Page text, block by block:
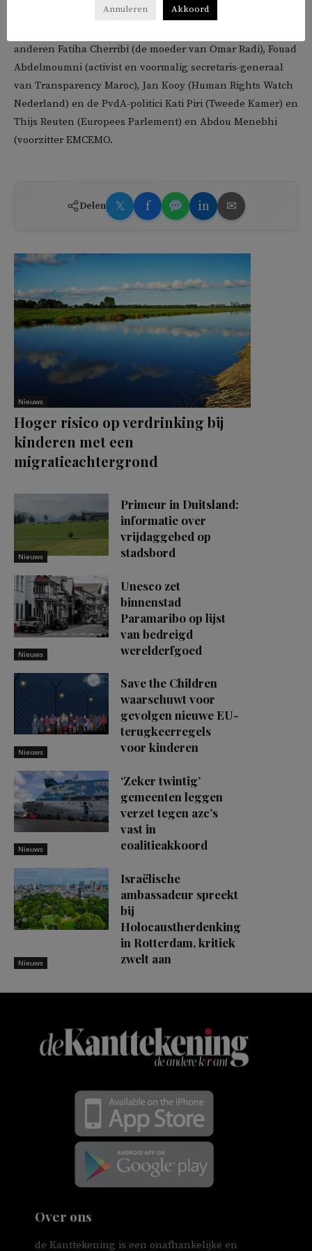
anderen Fatiha Cherribi (de moeder van Omar Radi), Fouad
Abdelmoumni (activist en voormalig secretaris-generaal
van Transparency Maroc), Jan Kooy (Human Rights Watch
Nederland) en de PvdA-politici Kati Piri (Tweede Kamer) en
Thijs Reuten (Europees Parlement) en Abdou Menebhi
(voorzitter EMCEMO.
Delen 𝕏 f in ✉
Nieuws
Hoger risico op verdrinking bij
kinderen met een
migratieachtergrond
Nieuws
Primeur in Duitsland:
informatie over
vrijdaggebed op
stadsbord
Nieuws
Unesco zet
binnenstad
Paramaribo op lijst
van bedreigd
werelderfgoed
Nieuws
Save the Children
waarschuwt voor
gevolgen nieuwe EU-
terugkeerregels
voor kinderen
Nieuws
‘Zeker twintig’
gemeenten leggen
verzet tegen azc’s
vast in
coalitieakkoord
Nieuws
Israëlische
ambassadeur spreekt
bij
Holocaustherdenking
in Rotterdam, kritiek
zwelt aan
Over ons
de Kanttekening is een onafhankelijke en
Annuleren Akkoord